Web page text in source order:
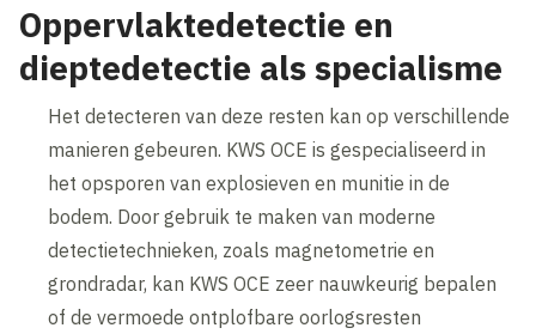
Oppervlaktedetectie en
dieptedetectie als specialisme
Het detecteren van deze resten kan op verschillende
manieren gebeuren. KWS OCE is gespecialiseerd in
het opsporen van explosieven en munitie in de
bodem. Door gebruik te maken van moderne
detectietechnieken, zoals magnetometrie en
grondradar, kan KWS OCE zeer nauwkeurig bepalen
of de vermoede ontplofbare oorlogsresten